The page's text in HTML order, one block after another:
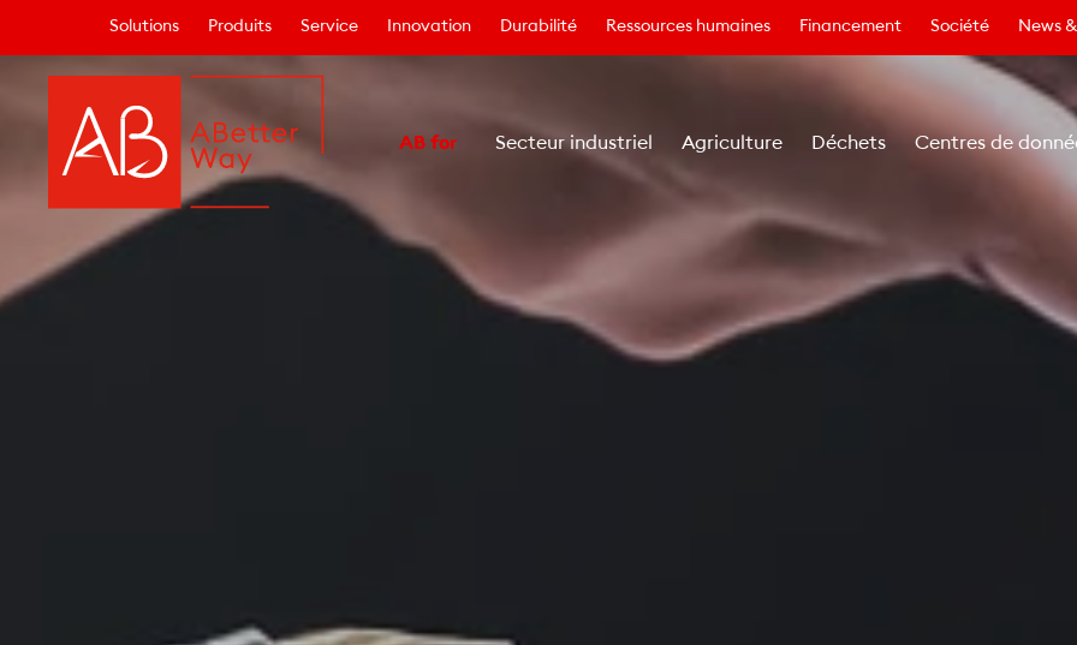
Solutions Produits Service Innovation Durabilité Ressources humaines Financement Société News
AB for Secteur industriel Agriculture Déchets Centres de